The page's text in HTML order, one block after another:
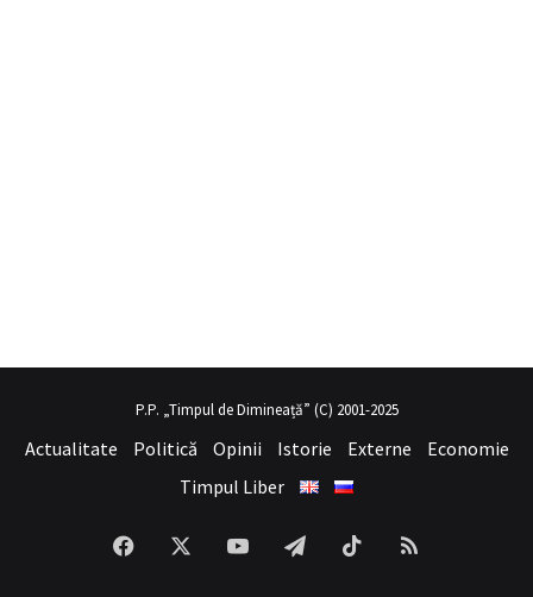
hayalini kurduğu seksi kadının üvey annesi gibi
P.P. „Timpul de Dimineață” (C) 2001-2025
Actualitate Politică Opinii Istorie Externe
Economie
Timpul Liber
Facebook YouTubeTelegramTikTokRSS